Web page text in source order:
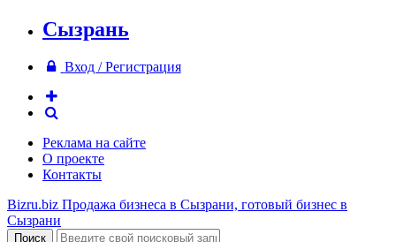
Сызрань
Вход / Регистрация
Реклама на сайте
О проекте
Контакты
Bizru.biz Продажа бизнеса в Сызрани, готовый бизнес в
Сызрани